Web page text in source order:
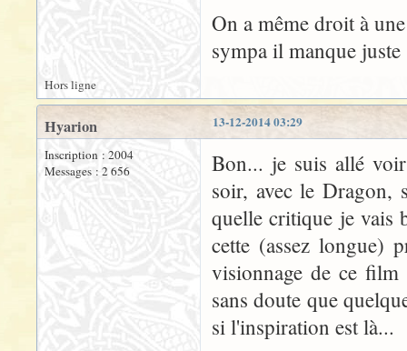
On a même droit à
sympa il manque
Hors ligne
13-12-2014 03:29
Hyarion
Inscription : 2004
Messages : 2 656
Bon... je suis allé
soir, avec le Dragon,
quelle critique je vais
cette (assez longue)
visionnage de ce
sans doute que
si l'inspiration est là...